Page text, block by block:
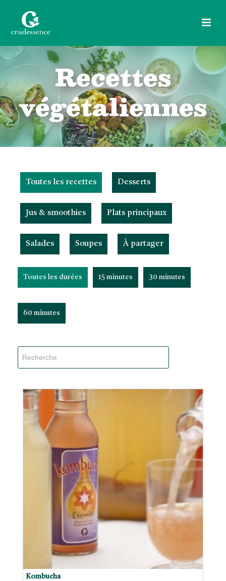
Recettes
végétaliennes
Toutes les recettes Desserts
Jus & smoothies Plats principaux
Salades Soupes À partager
Toutes les durées 15 minutes 30 minutes
60 minutes
Kombucha